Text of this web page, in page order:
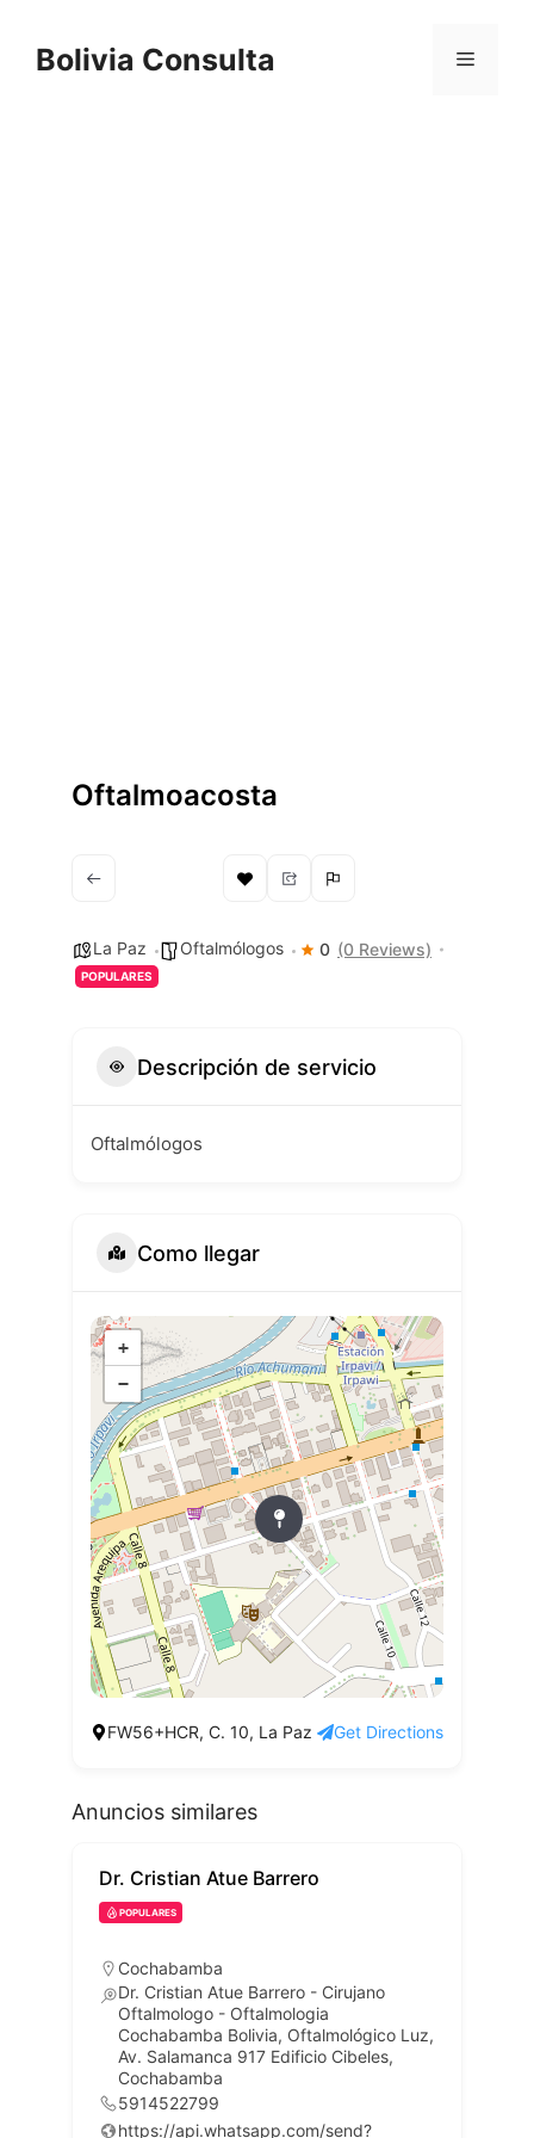
contentBolivia Consulta Menu
Oftalmoacosta
La Paz Oftalmólogos 0 (0 Reviews)
POPULARES
Descripción de servicio
Oftalmólogos
Como llegar
+
−
FW56+HCR, C. 10, La Paz Get Directions
Anuncios similares
Dr. Cristian Atue Barrero
POPULARES
Cochabamba
Dr. Cristian Atue Barrero - Cirujano
Oftalmologo - Oftalmologia
Cochabamba Bolivia, Oftalmológico Luz,
Av. Salamanca 917 Edificio Cibeles,
Cochabamba
5914522799
https://api.whatsapp.com/send?